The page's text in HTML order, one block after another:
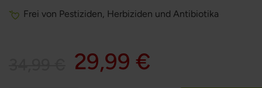
Frei von Pestiziden, Herbiziden und Antibiotika
29,99 €